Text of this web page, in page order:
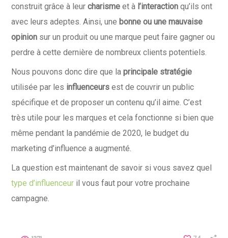
construit grâce à leurcharisme et à l’interactionqu’ils ont
avec leurs adeptes. Ainsi, une bonne ou une mauvaise
opinion sur un produit ou une marque peut faire gagner ou
perdre à cette dernière de nombreux clients potentiels.
Nous pouvons donc dire que laprincipale stratégie
utilisée par les influenceurs est de couvrir un public
spécifique et de proposer un contenu qu’il aime. C’est
très utile pour les marques et cela fonctionne si bien que
même pendant la pandémie de 2020, le budget du
marketing d’influence a augmenté.
La question est maintenant de savoir si vous savez quel
type d’influenceur il vous faut pour votre prochaine
campagne.